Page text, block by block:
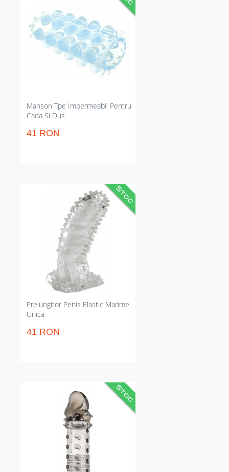
Manson Tpe Impermeabil Pentru
Cada Si Dus
41 RON
membru care amplifică contactul
și fermitatea. Reduce întreruperile
și menține circumferința timp
îndelungat, potrivit cu apă și
lubrifianți pe bază de apă. Perfect
pentru sesiuni mai fluide și
senzații amplificate pentru ambii
Prelungitor Penis Elastic Marime
Unica
41 RON
Extensie penis transparent care
adaugă 14 cm și intensifică
surescitarea partenerului.
Limitează reajustările prin fixare
elastică și rezistă la apă pentru
utilizare în duș. Curățare grabnică
pentru utilizări repetate fără pete
sau depuneri nedorite la
depozitare simplă și igienică.
Manson penian care adaugă circa
5 cm și amplifică circumferința
pentru impact instant. Fixaj
elastică care elimină alunecările și
menține erecția; reutilizabil și
compatibil cu lubrifianți pe bază
de apă. Corect pentru sesiuni
scutit de întreruperi și rezultate
predictibile în fiecare utilizare.